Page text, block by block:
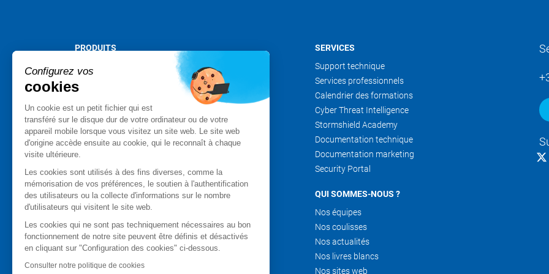
PRODUITS
Stormshield Network Security
Stormshield Endpoint Security
Stormshield Data Security
Stormshield Log Supervisor
Stormshield Management Center
Produits certifiés et qualifiés
Fiches produits
Cas client
Advisories Stormshield
PARTENAIRES
Trouver un partenaire
MyStormshield
SERVICES
Support technique
Services professionnels
Calendrier des formations
Cyber Threat Intelligence
Stormshield Academy
Documentation technique
Documentation marketing
Security Portal
QUI SOMMES-NOUS ?
Nos équipes
Nos coulisses
Nos actualités
Nos livres blancs
Nos sites web
Configurez vos
cookies
Un cookie est un petit fichier qui est
transféré sur le disque dur de votre ordinateur ou de votre
appareil mobile lorsque vous visitez un site web. Le site web
d'origine accède ensuite au cookie, qui le reconnaît à chaque
visite ultérieure.
Les cookies sont utilisés à des fins diverses, comme la
mémorisation de vos préférences, le soutien à l'authentification
des utilisateurs ou la collecte d'informations sur le nombre
d'utilisateurs qui visitent le site web.
Les cookies qui ne sont pas techniquement nécessaires au bon
fonctionnement de notre site peuvent être définis et désactivés
en cliquant sur "Configuration des cookies" ci-dessous.
Consulter notre politique de cookies